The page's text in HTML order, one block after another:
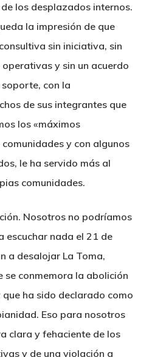
los desplazados internos.
la impresión de que
sin iniciativa, sin
y sin un acuerdo
con la
de sus integrantes que
los «máximos
y con algunos
le ha servido más al
comunidades.
Nosotros no podríamos
escuchar nada el 21 de
a desalojar La Toma,
se conmemora la abolición
ha sido declarado como
Eso para nosotros
clara y fehaciente de los
y de una violación a